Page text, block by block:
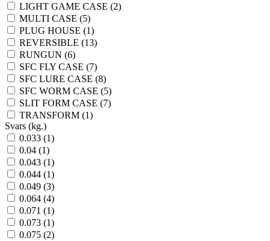
LIGHT GAME CASE (2)
MULTI CASE (5)
PLUG HOUSE (1)
REVERSIBLE (13)
RUNGUN (6)
SFC FLY CASE (7)
SFC LURE CASE (8)
SFC WORM CASE (5)
SLIT FORM CASE (7)
TRANSFORM (1)
Svars (kg.)
0.033 (1)
0.04 (1)
0.043 (1)
0.044 (1)
0.049 (3)
0.064 (4)
0.071 (1)
0.073 (1)
0.075 (2)